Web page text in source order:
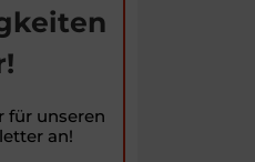
für unseren
an!